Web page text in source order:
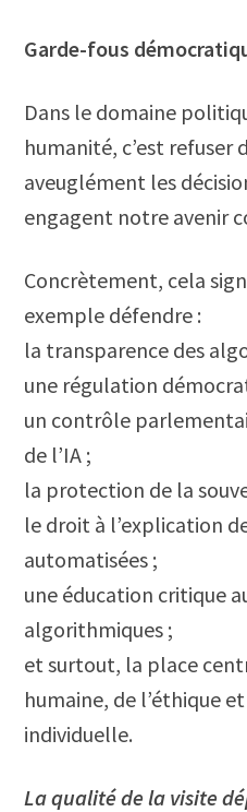
Garde-fous
Dans le domaine
humanité, c’est refuser
aveuglément les
engagent notre avenir
Concrètement, cela
exemple défendre :
la transparence des
une régulation
un contrôle
de l’IA ;
la protection de la
le droit à l’explication
automatisées ;
une éducation critique
algorithmiques ;
et surtout, la place
humaine, de l’éthique
individuelle.
La qualité de la visite